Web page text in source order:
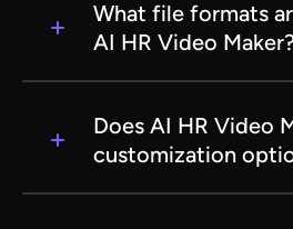
needs.
to suggest engaging
elements. It also offers
What file formats
AI HR Video
video file formats, including
MOV, ensuring compatibility
Does AI HR Video
customization